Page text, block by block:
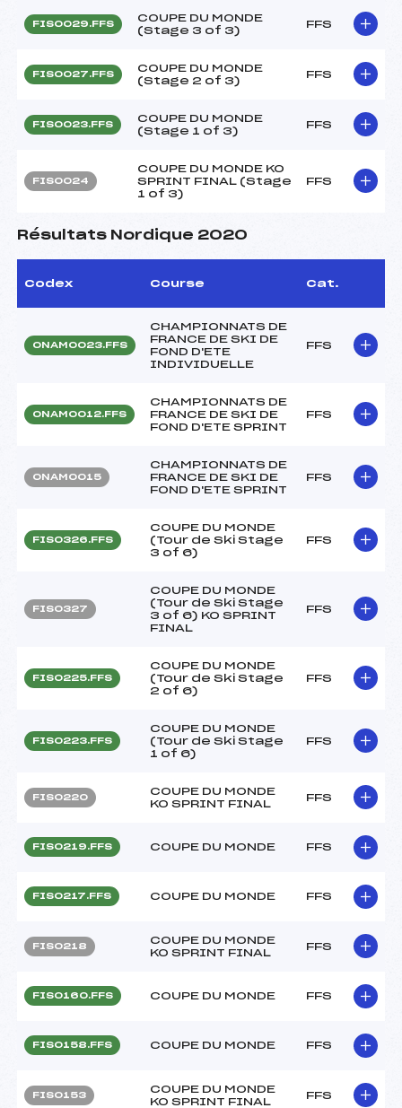
FIS0029.FFS
COUPE DU MONDE
(Stage 3 of 3)
FFS
FIS0027.FFS
COUPE DU MONDE
(Stage 2 of 3)
FFS
FIS0023.FFS
COUPE DU MONDE
(Stage 1 of 3)
FFS
FIS0024
COUPE DU MONDE KO
SPRINT FINAL (Stage
1 of 3)
FFS
Résultats Nordique 2020
Codex Course Cat.
ONAM0023.FFS
CHAMPIONNATS DE
FRANCE DE SKI DE
FOND D'ETE
INDIVIDUELLE
FFS
ONAM0012.FFS
CHAMPIONNATS DE
FRANCE DE SKI DE
FOND D'ETE SPRINT
FFS
ONAM0015
CHAMPIONNATS DE
FRANCE DE SKI DE
FOND D'ETE SPRINT
FFS
FIS0326.FFS
COUPE DU MONDE
(Tour de Ski Stage
3 of 6)
FFS
FIS0327
COUPE DU MONDE
(Tour de Ski Stage
3 of 6) KO SPRINT
FINAL
FFS
FIS0225.FFS
COUPE DU MONDE
(Tour de Ski Stage
2 of 6)
FFS
FIS0223.FFS
COUPE DU MONDE
(Tour de Ski Stage
1 of 6)
FFS
FIS0220
COUPE DU MONDE
KO SPRINT FINAL
FFS
FIS0219.FFS COUPE DU MONDE FFS
FIS0217.FFS COUPE DU MONDE FFS
FIS0218
COUPE DU MONDE
KO SPRINT FINAL
FFS
FIS0160.FFS COUPE DU MONDE FFS
FIS0158.FFS COUPE DU MONDE FFS
FIS0153
COUPE DU MONDE
KO SPRINT FINAL
FFS